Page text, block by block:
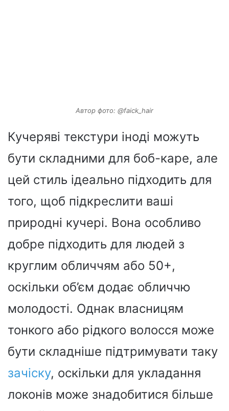
Автор фото: @faick_hair
Кучеряві текстури іноді можуть
бути складними для боб-каре, але
цей стиль ідеально підходить для
того, щоб підкреслити ваші
природні кучері. Вона особливо
добре підходить для людей з
круглим обличчям або 50+,
оскільки об’єм додає обличчю
молодості. Однак власницям
тонкого або рідкого волосся може
бути складніше підтримувати таку
зачіску, оскільки для укладання
локонів може знадобитися більше